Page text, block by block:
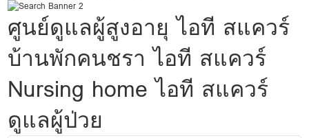
ศูนย์ดูแลผู้สูงอายุ ไอที สแควร์
บ้านพักคนชรา ไอที สแควร์
Nursing home ไอที สแควร์
ดูแลผู้ป่วย